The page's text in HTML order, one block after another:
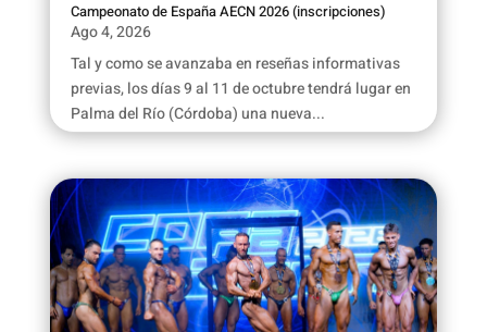
Campeonato de España AECN 2026 (inscripciones)
Ago 4, 2026
Tal y como se avanzaba en reseñas informativas
previas, los días 9 al 11 de octubre tendrá lugar en
Palma del Río (Córdoba) una nueva...